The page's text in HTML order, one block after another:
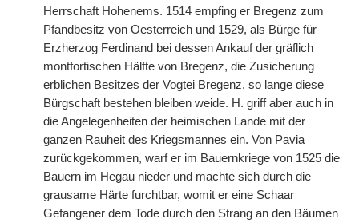
Herrschaft Hohenems. 1514 empfing er Bregenz zum
Pfandbesitz von Oesterreich und 1529, als Bürge für
Erzherzog Ferdinand bei dessen Ankauf der gräflich
montfortischen Hälfte von Bregenz, die Zusicherung
erblichen Besitzes der Vogtei Bregenz, so lange diese
Bürgschaft bestehen bleiben weide. H. griff aber auch in
die Angelegenheiten der heimischen Lande mit der
ganzen Rauheit des Kriegsmannes ein. Von Pavia
zurückgekommen, warf er im Bauernkriege von 1525 die
Bauern im Hegau nieder und machte sich durch die
grausame Härte furchtbar, womit er eine Schaar
Gefangener dem Tode durch den Strang an den Bäumen